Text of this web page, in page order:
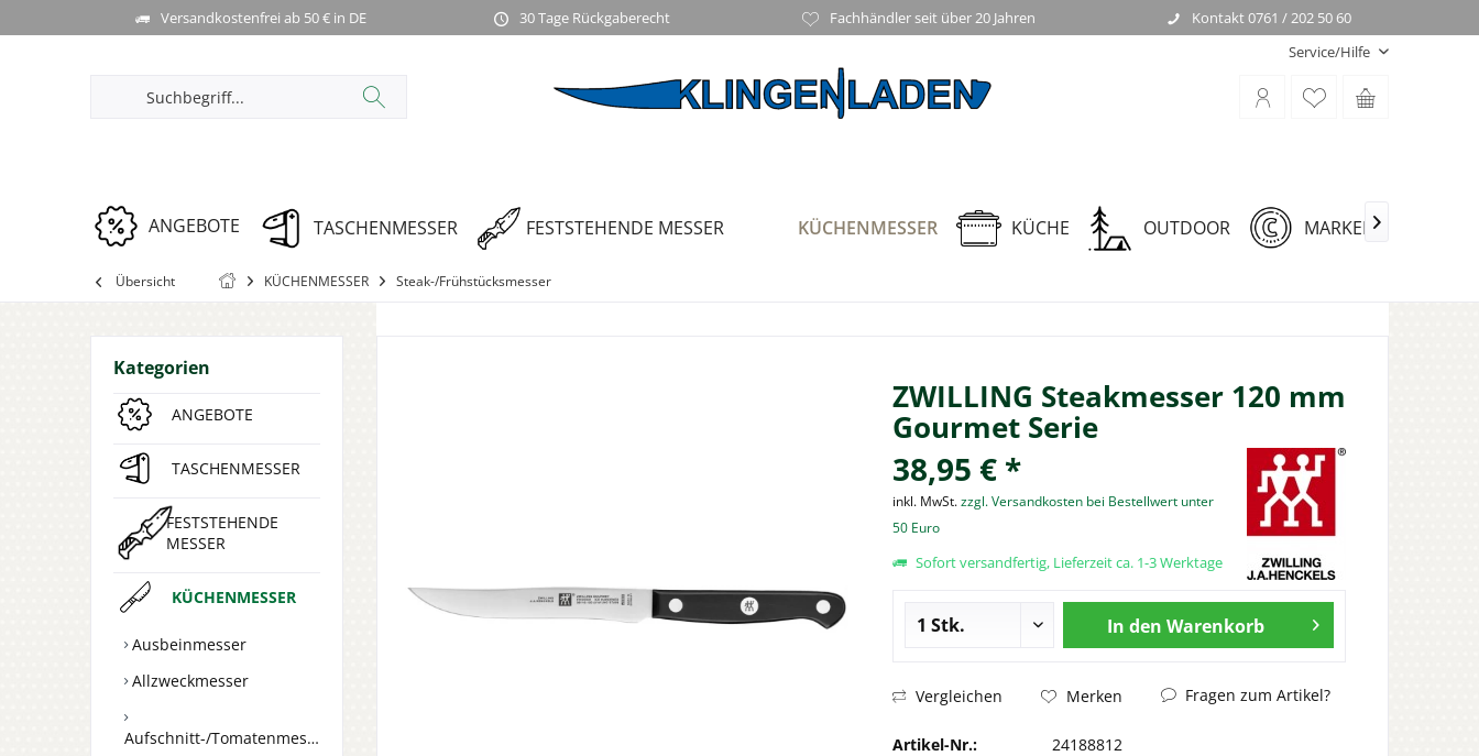
Versandkostenfrei ab 50 € in DE 30 Tage Rückgaberecht Fachhändler seit über 20 Jahren
Kontakt 0761 / 202 50 60
Service/Hilfe
ANGEBOTE TASCHENMESSER FESTSTEHENDE MESSER KÜCHENMESSER KÜCHE OUTDOOR MARKEN
Übersicht KÜCHENMESSER Steak-/Frühstücksmesser
Kategorien
ANGEBOTE
TASCHENMESSER
FESTSTEHENDE
MESSER
KÜCHENMESSER
Ausbeinmesser
Allzweckmesser
Aufschnitt-/Tomatenmesser
ZWILLING Steakmesser 120 mm
Gourmet Serie
38,95 € *
inkl. MwSt.zzgl. Versandkosten bei Bestellwert unter
50 Euro
Sofort versandfertig, Lieferzeit ca. 1-3 Werktage
In den Warenkorb
Vergleichen Merken Fragen zum Artikel?
Artikel-Nr.:
24188812